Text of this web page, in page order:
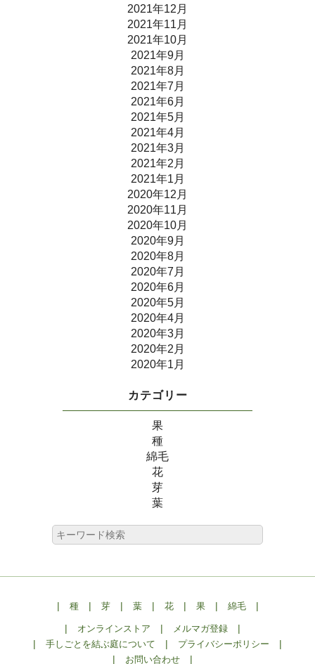
2021年12月
2021年11月
2021年10月
2021年9月
2021年8月
2021年7月
2021年6月
2021年5月
2021年4月
2021年3月
2021年2月
2021年1月
2020年12月
2020年11月
2020年10月
2020年9月
2020年8月
2020年7月
2020年6月
2020年5月
2020年4月
2020年3月
2020年2月
2020年1月
カテゴリー
果
種
綿毛
花
芽
葉
| 種| 芽| 葉| 花| 果| 綿毛|
| オンラインストア | メルマガ登録 |
| 手しごとを結ぶ庭について | プライバシーポリシー |
| お問い合わせ |